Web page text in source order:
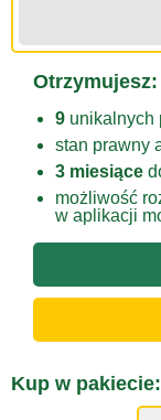
Otrzymujesz:
9 unikalnych
stan prawny
3 miesiące
możliwość
w aplikacji
Kup w pakiecie: